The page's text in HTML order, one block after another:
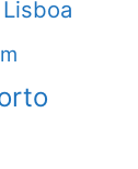
Lisboa